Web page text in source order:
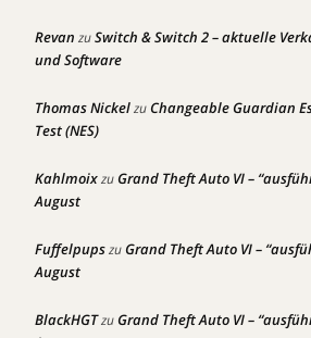
Revan zuSwitch & Switch 2 – aktuelle
und Software
Thomas NickelzuChangeable Guardian
Test (NES)
KahlmoixzuGrand Theft Auto VI –
August
FuffelpupszuGrand Theft Auto VI –
August
BlackHGTzuGrand Theft Auto VI –